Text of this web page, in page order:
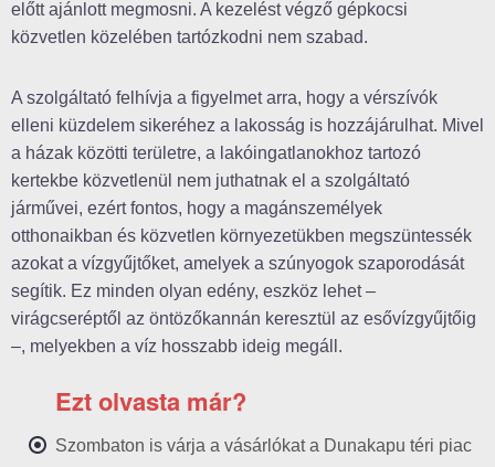
előtt ajánlott megmosni. A kezelést végző gépkocsi
közvetlen közelében tartózkodni nem szabad.
A szolgáltató felhívja a figyelmet arra, hogy a vérszívók
elleni küzdelem sikeréhez a lakosság is hozzájárulhat. Mivel
a házak közötti területre, a lakóingatlanokhoz tartozó
kertekbe közvetlenül nem juthatnak el a szolgáltató
járművei, ezért fontos, hogy a magánszemélyek
otthonaikban és közvetlen környezetükben megszüntessék
azokat a vízgyűjtőket, amelyek a szúnyogok szaporodását
segítik. Ez minden olyan edény, eszköz lehet –
virágcseréptől az öntözőkannán keresztül az esővízgyűjtőig
–, melyekben a víz hosszabb ideig megáll.
Ezt olvasta már?
Szombaton is várja a vásárlókat a Dunakapu téri piac